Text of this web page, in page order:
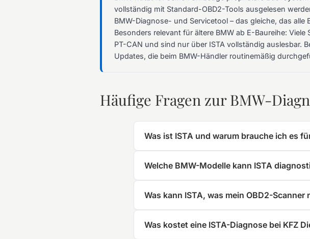
vollständig mit Standard-OBD2-Tools ausgelesen
BMW-Diagnose- und Servicetool – das gleiche, das
Besonders relevant für ältere BMW ab E-Baureihe:
PT-CAN und sind nur über ISTA vollständig auslesbar.
Updates, die beim BMW-Händler routinemäßig
Häufige Fragen zur BMW-
Was ist ISTA und warum brauche ich es
Welche BMW-Modelle kann ISTA
Was kann ISTA, was mein OBD2-Scanner
Was kostet eine ISTA-Diagnose bei KFZ